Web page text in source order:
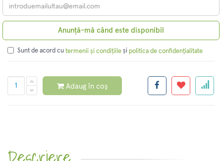
Anunță-mă când este disponibil
Sunt de acord cu termenii și condițiile și politica de confidențialitate
Adaug în coș